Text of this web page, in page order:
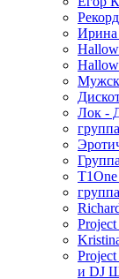
Ирина
Лок -
и DJ